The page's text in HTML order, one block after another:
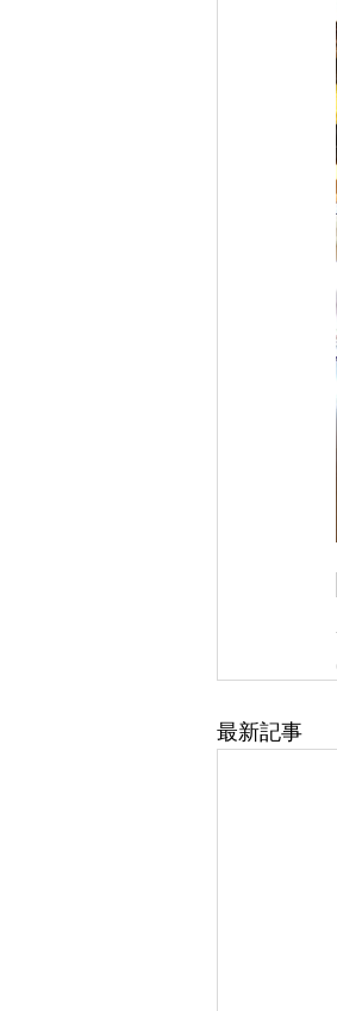
最新記事